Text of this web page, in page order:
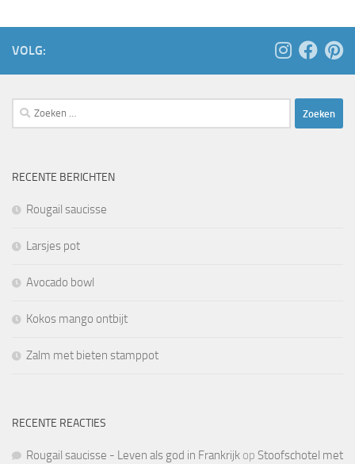
VOLG:
Zoeken
naar:
RECENTE BERICHTEN
Rougail saucisse
Larsjes pot
Avocado bowl
Kokos mango ontbijt
Zalm met bieten stamppot
RECENTE REACTIES
Rougail saucisse - Leven als god in Frankrijk op Stoofschotel met